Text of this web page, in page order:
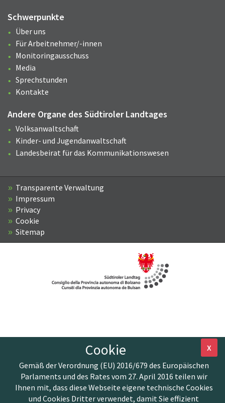
Schwerpunkte
Über uns
Für Arbeitnehmer/-innen
Monitoringausschuss
Media
Sprechstunden
Kontakte
Andere Organe des Südtiroler Landtages
Volksanwaltschaft
Kinder- und Jugendanwaltschaft
Landesbeirat für das Kommunikationswesen
Transparente Verwaltung
Impressum
Privacy
Cookie
Sitemap
X
Cookie
Gemäß der Verordnung (EU) 2016/679 des Europäischen
Parlaments und des Rates vom 27. April 2016 teilen wir
Ihnen mit, dass diese Webseite eigene technische Cookies
und Cookies Dritter verwendet, damit Sie effizient